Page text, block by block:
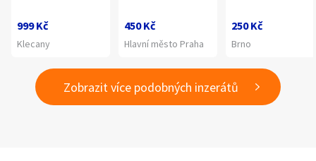
999 Kč
Klecany
450 Kč
Hlavní město Praha
250 Kč
Brno
Zobrazit více podobných inzerátů